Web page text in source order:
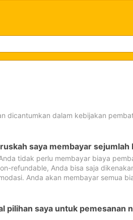
dicantumkan dalam kebijakan
saya membayar sejumlah
tidak perlu membayar biaya
refundable, Anda bisa saja
Anda akan membayar semua
pilihan saya untuk pemesanan